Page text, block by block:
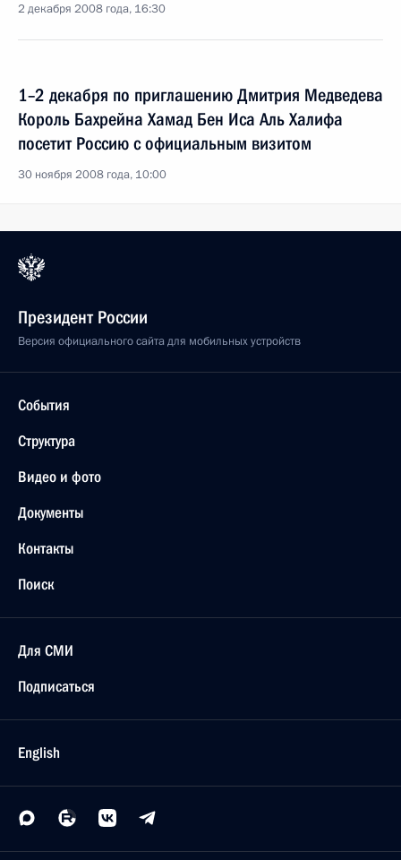
2 декабря 2008 года, 16:30
1–2 декабря по приглашению Дмитрия Медведева
Король Бахрейна Хамад Бен Иса Аль Халифа
посетит Россию с официальным визитом
30 ноября 2008 года, 10:00
Президент России
Версия официального сайта для мобильных устройств
События
Структура
Видео и фото
Документы
Контакты
Поиск
Для СМИ
Подписаться
English